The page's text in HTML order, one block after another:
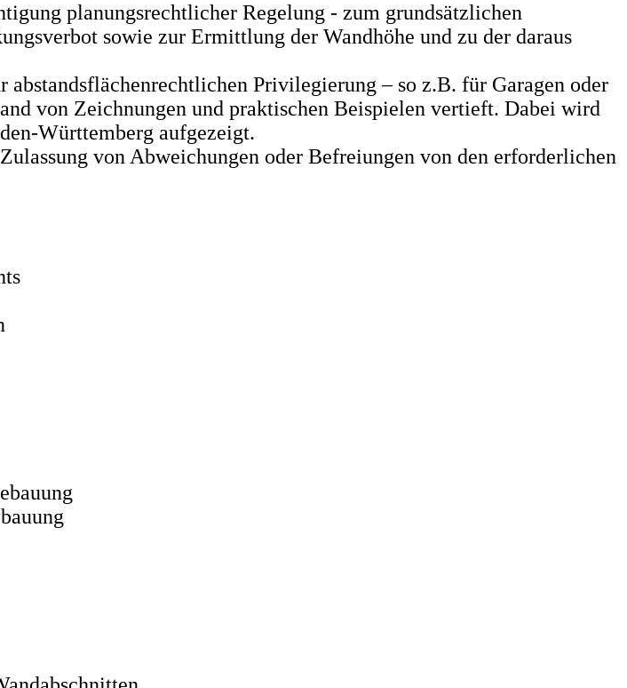
planungsrechtlicher Regelung - zum grundsätzlichen
sowie zur Ermittlung der Wandhöhe und zu der daraus
Privilegierung – so z.B. für Garagen oder
von Zeichnungen und praktischen Beispielen vertieft. Dabei wird
Württemberg aufgezeigt.
von Abweichungen oder Befreiungen von den erforderlichen